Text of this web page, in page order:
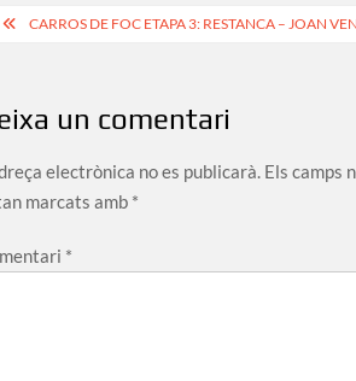
CARROS DE FOC ETAPA 3: RESTANCA – JOAN
un comentari
electrònica no es publicarà. Els camps
marcats amb *
*